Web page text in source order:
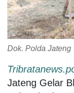
Dok. Polda Jateng
Jateng Gelar